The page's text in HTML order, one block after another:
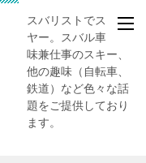
スバリストでスキー
ヤー。スバル車、趣
味兼仕事のスキー、
他の趣味（自転車、
鉄道）など色々な話
題をご提供しており
ます。